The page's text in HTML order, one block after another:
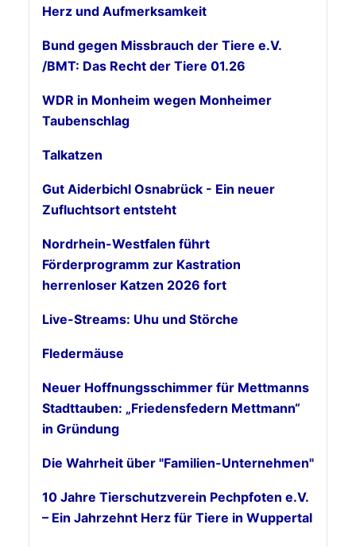
Herz und Aufmerksamkeit
Bund gegen Missbrauch der Tiere e.V.
/BMT: Das Recht der Tiere 01.26
WDR in Monheim wegen Monheimer
Taubenschlag
Talkatzen
Gut Aiderbichl Osnabrück - Ein neuer
Zufluchtsort entsteht
Nordrhein-Westfalen führt
Förderprogramm zur Kastration
herrenloser Katzen 2026 fort
Live-Streams: Uhu und Störche
Fledermäuse
Neuer Hoffnungsschimmer für Mettmanns
Stadttauben: „Friedensfedern Mettmann“
in Gründung
Die Wahrheit über "Familien-Unternehmen"
10 Jahre Tierschutzverein Pechpfoten e.V.
– Ein Jahrzehnt Herz für Tiere in Wuppertal